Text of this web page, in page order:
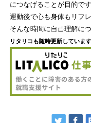
につなげることが目的です
運動後で心も身体もリフ
そんな時間に自己理解に
リタリコも随時更新しています